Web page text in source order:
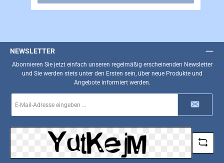
NEWSLETTER
Abonnieren Sie jetzt einfach unseren regelmäßig erscheinenden Newsletter
und Sie werden stets unter den Ersten sein, über neue Produkte und
Angebote informiert werden.
Mail-
*